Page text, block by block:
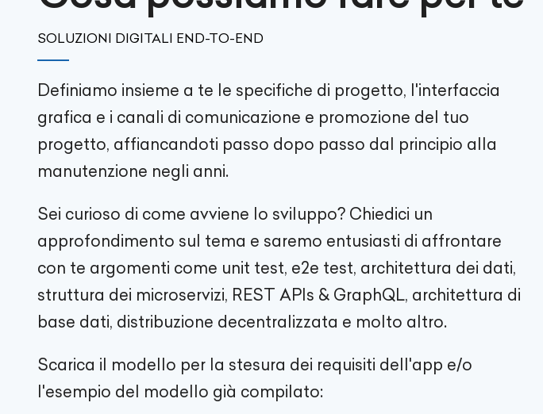
SOLUZIONI DIGITALI END-TO-END
Definiamo insieme a te le specifiche di progetto, l'interfaccia
grafica e i canali di comunicazione e promozione del tuo
progetto, affiancandoti passo dopo passo dal principio alla
manutenzione negli anni.
Sei curioso di come avviene lo sviluppo? Chiedici un
approfondimento sul tema e saremo entusiasti di affrontare
con te argomenti come unit test, e2e test, architettura dei dati,
struttura dei microservizi, REST APIs & GraphQL, architettura di
base dati, distribuzione decentralizzata e molto altro.
Scarica il modello per la stesura dei requisiti dell'app e/o
l'esempio del modello già compilato: